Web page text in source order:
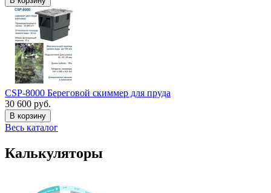
CSP-8000 Береговой скиммер для пруда
30 600 руб.
В корзину
Весь каталог
Калькуляторы